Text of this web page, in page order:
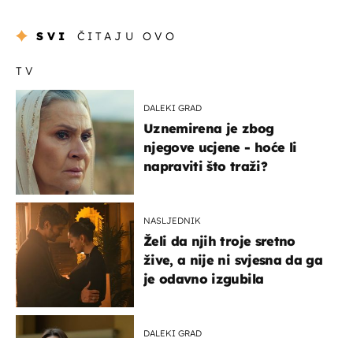
SVI ČITAJU OVO
TV
DALEKI GRAD
Uznemirena je zbog
njegove ucjene - hoće li
napraviti što traži?
NASLJEDNIK
Želi da njih troje sretno
žive, a nije ni svjesna da ga
je odavno izgubila
DALEKI GRAD